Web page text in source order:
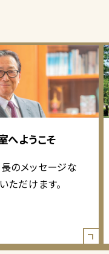
へようこそ
のメッセージな
ただけます。